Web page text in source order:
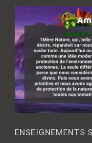
ENSEIGNEMENTS